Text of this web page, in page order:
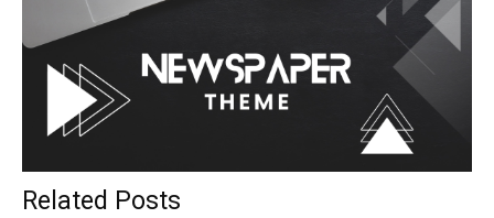
Related Posts